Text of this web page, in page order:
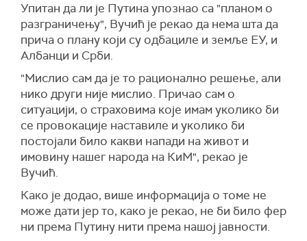
Упитан да ли је Путина упознао са "планом о
разграничењу", Вучић је рекао да нема шта да
прича о плану који су одбациле и земље ЕУ, и
Албанци и Срби.
"Мислио сам да је то рационално решење, али
нико други није мислио. Причао сам о
ситуацији, о страховима које имам уколико би
се провокације наставиле и уколико би
постојали било какви напади на живот и
имовину нашег народа на КиМ", рекао је
Вучић.
Како је додао, више информација о томе не
може дати јер то, како је рекао, не би било фер
ни према Путину нити према нашој јавности.